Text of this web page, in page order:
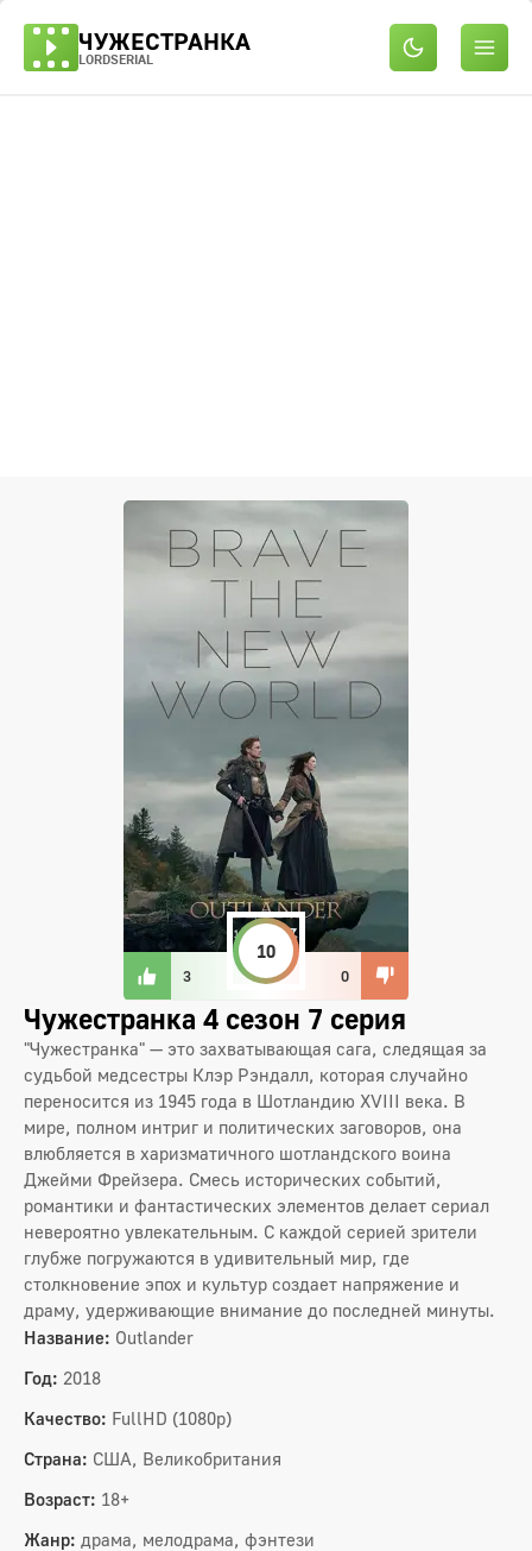
ЧУЖЕСТРАНКА
LORDSERIAL
3
10
0
Чужестранка 4 сезон 7 серия
"Чужестранка" — это захватывающая сага, следящая за
судьбой медсестры Клэр Рэндалл, которая случайно
переносится из 1945 года в Шотландию XVIII века. В
мире, полном интриг и политических заговоров, она
влюбляется в харизматичного шотландского воина
Джейми Фрейзера. Смесь исторических событий,
романтики и фантастических элементов делает сериал
невероятно увлекательным. С каждой серией зрители
глубже погружаются в удивительный мир, где
столкновение эпох и культур создает напряжение и
драму, удерживающие внимание до последней минуты.
Название: Outlander
Год: 2018
Качество: FullHD (1080p)
Страна: США, Великобритания
Возраст: 18+
Жанр: драма, мелодрама, фэнтези